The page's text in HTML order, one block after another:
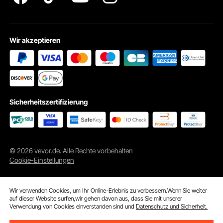
Leicht zu schneiden
Blumenbeete und unregelmäßige Grundrisse optimal zu
berücksichtigen.
Wir akzeptieren
Sicherheitszertifizierung
© 2026 vevor.de. Alle Rechte vorbehalten
Cookie-Einstellungen
Wir verwenden Cookies, um Ihr Online-Erlebnis zu verbessern.Wenn Sie weiter
auf dieser Website surfen,wir gehen davon aus, dass Sie mit unserer
Verwendung von Cookies einverstanden sind undDatenschutz und Sicherheit.